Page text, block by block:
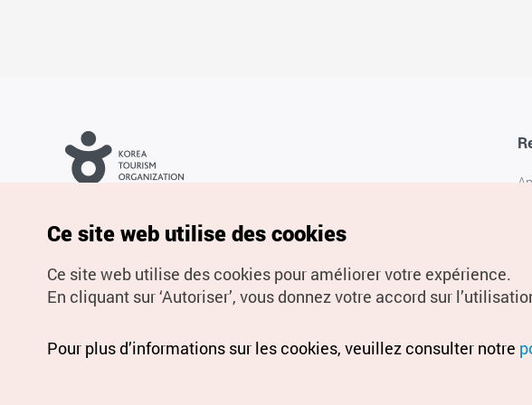
Pour les rapports d'erreurs et demandes de renseignements,
adressez vos demandes à
Ce site web utilise des cookies
Ce site web utilise des cookies pour améliorer votre expérience.
En cliquant sur ‘Autoriser’, vous donnez votre accord sur
Pour plus d’informations sur les cookies, veuillez consulter notre